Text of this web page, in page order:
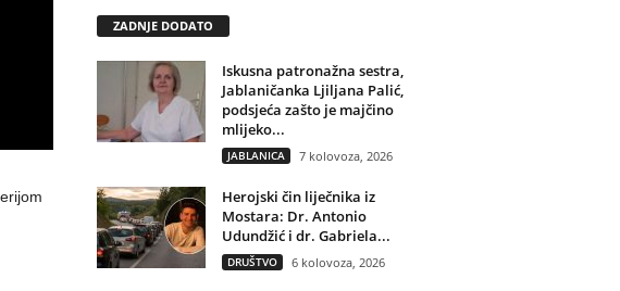
ZADNJE DODATO
Iskusna patronažna sestra,
Jablaničanka Ljiljana Palić,
podsjeća zašto je majčino
mlijeko...
JABLANICA 7 kolovoza, 2026
Herojski čin liječnika iz
Mostara: Dr. Antonio
Udundžić i dr. Gabriela...
DRUŠTVO 6 kolovoza, 2026